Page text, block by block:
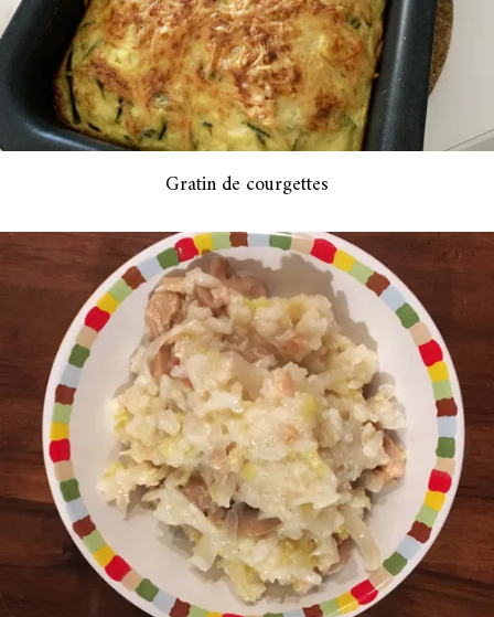
Gratin de courgettes